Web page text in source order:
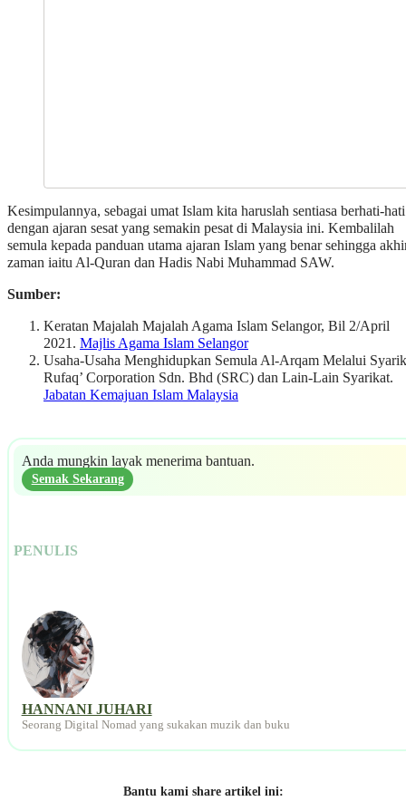
Kesimpulannya, sebagai umat Islam kita haruslah sentiasa berhati-hati
dengan ajaran sesat yang semakin pesat di Malaysia ini. Kembalilah
semula kepada panduan utama ajaran Islam yang benar sehingga
zaman iaitu Al-Quran dan Hadis Nabi Muhammad SAW.
Sumber:
Keratan Majalah Majalah Agama Islam Selangor, Bil 2/April
2021. Majlis Agama Islam Selangor
Usaha-Usaha Menghidupkan Semula Al-Arqam Melalui
Rufaq’ Corporation Sdn. Bhd (SRC) dan Lain-Lain Syarikat.
Jabatan Kemajuan Islam Malaysia
Anda mungkin layak menerima bantuan.
Semak Sekarang
PENULIS
HANNANI JUHARI
Seorang Digital Nomad yang sukakan muzik dan buku
Bantu kami share artikel ini: